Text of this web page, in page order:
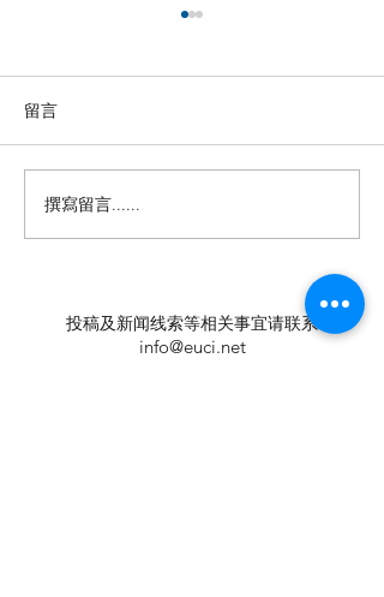
【羊城晚报】“科技+非遗”
引热议！第六届“广东文化
留言
撰寫留言......
投稿及新闻线索等相关事宜请联系
info@eucj.net